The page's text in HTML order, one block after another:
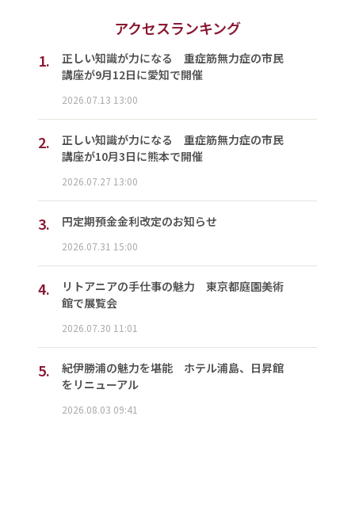
アクセスランキング
1.
正しい知識が力になる 重症筋無力症の市民
講座が9月12日に愛知で開催
2026.07.13 13:00
2.
正しい知識が力になる 重症筋無力症の市民
講座が10月3日に熊本で開催
2026.07.27 13:00
3. 円定期預金金利改定のお知らせ
2026.07.31 15:00
4.
リトアニアの手仕事の魅力 東京都庭園美術
館で展覧会
2026.07.30 11:01
5.
紀伊勝浦の魅力を堪能 ホテル浦島、日昇館
をリニューアル
2026.08.03 09:41